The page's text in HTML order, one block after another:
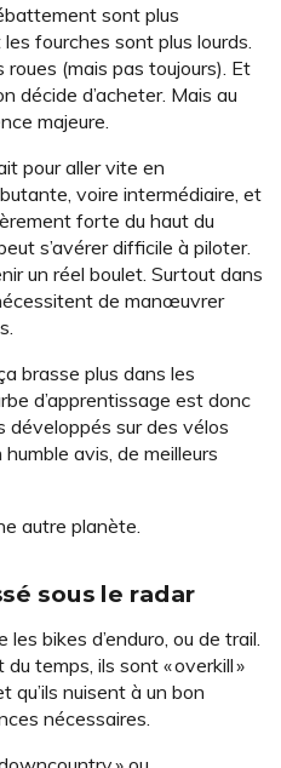
sont plus
fourches sont plus lourds.
roues (mais pas toujours). Et
décide d’acheter. Mais au
majeure.
pour aller vite en
voire intermédiaire, et
forte du haut du
s’avérer difficile à piloter.
un réel boulet. Surtout dans
de manœuvrer
brasse plus dans les
d’apprentissage est donc
développés sur des vélos
avis, de meilleurs
autre planète.
sous le radar
les bikes d’enduro, ou de trail.
temps, ils sont « overkill »
nuisent à un bon
nécessaires.